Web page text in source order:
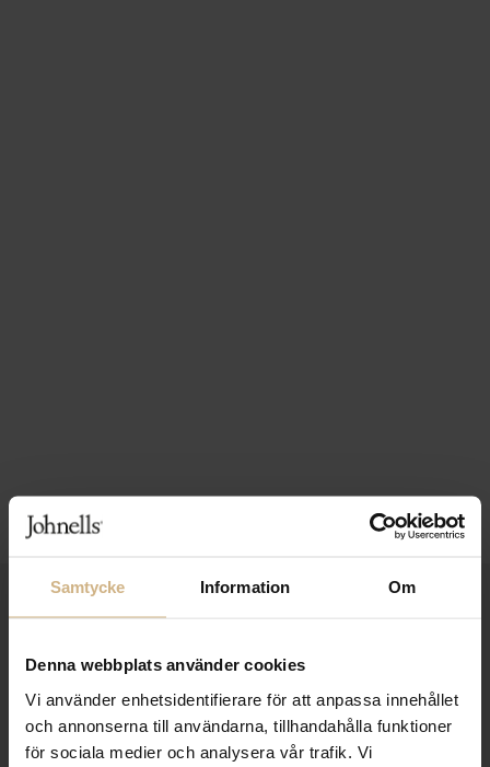
Samtycke Information Om
Denna webbplats använder cookies
Vi använder enhetsidentifierare för att anpassa innehållet
och annonserna till användarna, tillhandahålla funktioner
för sociala medier och analysera vår trafik. Vi
SAMLA BONUS I KUNDKLUBBEN